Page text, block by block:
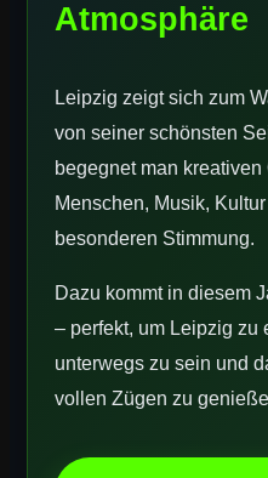
Atmosphäre
Leipzig zeigt sich zum
von seiner schönsten
begegnet man
Menschen, Musik,
besonderen Stimmung.
Dazu kommt in diesem
– perfekt, um Leipzig zu
unterwegs zu sein und
vollen Zügen zu